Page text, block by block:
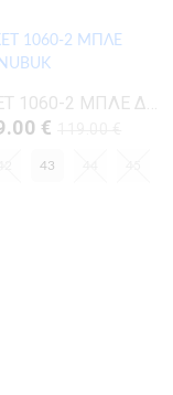
KRICKET 1060-2 ΜΠΛΕ ΔΕΡΜΑ-NUBUK
€
43